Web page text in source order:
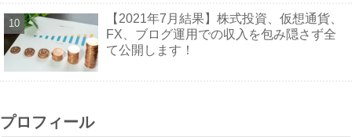
【2021年7月結果】株式投資、仮想通貨、
FX、ブログ運用での収入を包み隠さず全
て公開します！
プロフィール